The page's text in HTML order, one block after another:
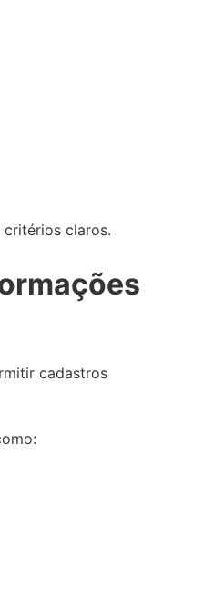
critérios claros.
cadastros